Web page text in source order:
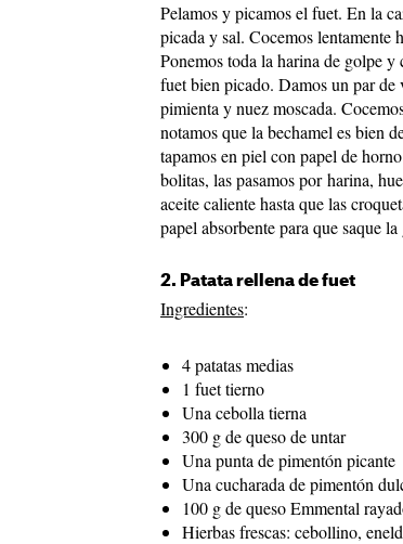
Pelamos y picamos el fuet. En la
picada y sal. Cocemos lentamente
Ponemos toda la harina de golpe
fuet bien picado. Damos un par de
pimienta y nuez moscada.
notamos que la bechamel es bien
tapamos en piel con papel de
bolitas, las pasamos por harina,
aceite caliente hasta que las
papel absorbente para que saque
2. Patata rellena de fuet
Ingredientes:
4 patatas medias
1 fuet tierno
Una cebolla tierna
300 g de queso de untar
Una punta de pimentón picante
Una cucharada de pimentón
100 g de queso Emmental
Hierbas frescas: cebollino,